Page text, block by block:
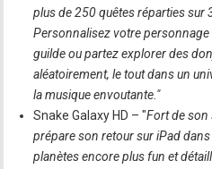
plus de 250 quêtes réparties sur
Personnalisez votre
guilde ou partez explorer des
aléatoirement, le tout dans un
la musique envoutante."
Snake Galaxy HD – "Fort de son
prépare son retour sur iPad
planètes encore plus fun et